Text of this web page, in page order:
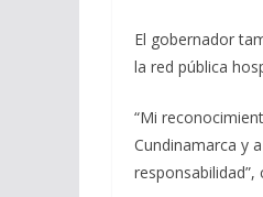
El gobernador
la red pública
“Mi
Cundinamarca y
responsabilidad”,